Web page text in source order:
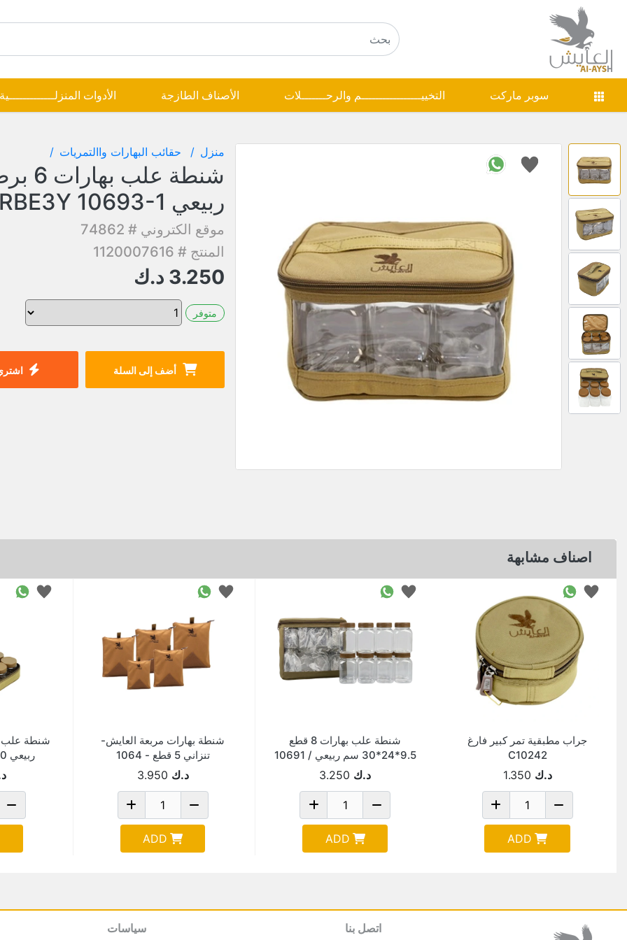
سوبر ماركت التخييـــــــــــــــــم والرحـــــــلات الأصناف الطازجة الأدوات المنزلـــــــــــــية
منزل حقائب البهارات واالتمريات
شنطة
ربيعي RBE3Y 10693-1
موقع الكتروني # 74862
المنتج # 1120007616
3.250 د.ك
متوفر
أضف إلى السلة
اصناف مشابهة
جراب مطبقية تمر كبير فارغ
C10242
د.ك 1.350
ADD
شنطة علب بهارات 8 قطع
9.5*24*30 سم ربيعي / 10691
د.ك 3.250
ADD
شنطة بهارات مربعة العايش-
تنزاني 5 قطع - 1064
د.ك 3.950
ADD
ربيعي 300 مل (10139a
اتصل بنا سياسات